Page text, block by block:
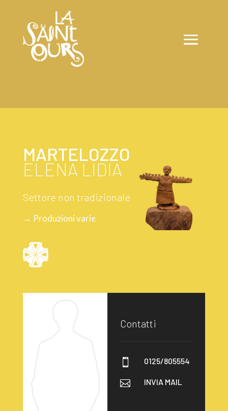
MARTELOZZO
ELENA LIDIA
Settore non tradizionale
→ Produzioni varie
Contatti
 0125/805554
 INVIA MAIL